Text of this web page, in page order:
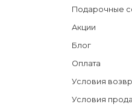
Подарочные
Акции
Блог
Оплата
Условия
Условия